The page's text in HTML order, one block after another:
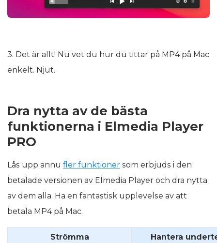
3. Det är allt! Nu vet du hur du tittar på MP4 på Mac
enkelt. Njut.
Dra nytta av de bästa
funktionerna i Elmedia Player
PRO
Lås upp ännu fler funktioner som erbjuds i den
betalade versionen av Elmedia Player och dra nytta
av dem alla. Ha en fantastisk upplevelse av att
betala MP4 på Mac.
Strömma Hantera